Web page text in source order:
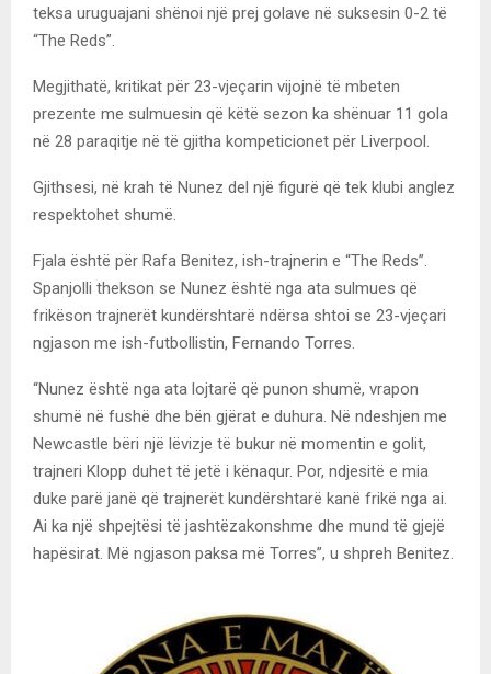
teksa uruguajani shënoi një prej golave në suksesin 0-2 të
“The Reds”.
Megjithatë, kritikat për 23-vjeçarin vijojnë të mbeten
prezente me sulmuesin që këtë sezon ka shënuar 11 gola
në 28 paraqitje në të gjitha kompeticionet për Liverpool.
Gjithsesi, në krah të Nunez del një figurë që tek klubi anglez
respektohet shumë.
Fjala është për Rafa Benitez, ish-trajnerin e “The Reds”.
Spanjolli thekson se Nunez është nga ata sulmues që
frikëson trajnerët kundërshtarë ndërsa shtoi se 23-vjeçari
ngjason me ish-futbollistin, Fernando Torres.
“Nunez është nga ata lojtarë që punon shumë, vrapon
shumë në fushë dhe bën gjërat e duhura. Në ndeshjen me
Newcastle bëri një lëvizje të bukur në momentin e golit,
trajneri Klopp duhet të jetë i kënaqur. Por, ndjesitë e mia
duke parë janë që trajnerët kundërshtarë kanë frikë nga ai.
Ai ka një shpejtësi të jashtëzakonshme dhe mund të gjejë
hapësirat. Më ngjason paksa më Torres”, u shpreh Benitez.